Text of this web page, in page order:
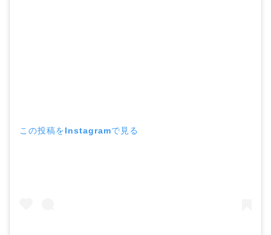
この投稿をInstagramで見る